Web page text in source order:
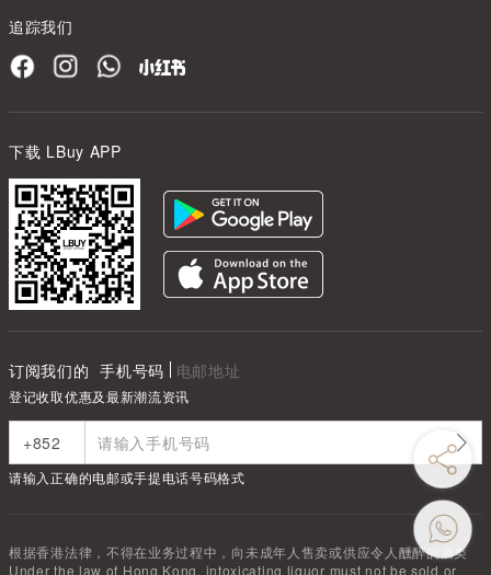
追踪我们
下载 LBuy APP
订阅我们的 手机号码 电邮地址
登记收取优惠及最新潮流资讯
请输入正确的电邮或手提电话号码格式
根据香港法律，不得在业务过程中，向未成年人售卖或供应令人醺醉的酒类
Under the law of Hong Kong, intoxicating liquor must not be sold or